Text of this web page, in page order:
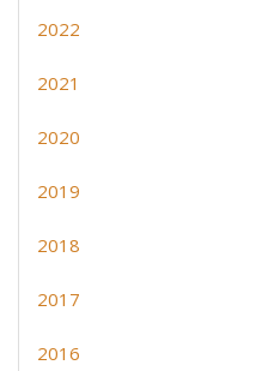
2022
2021
2020
2019
2018
2017
2016